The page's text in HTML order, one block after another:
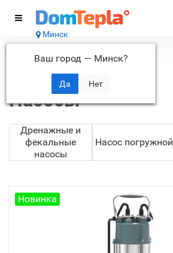
Минск
Ваш город — Минск?
Каталог
Главная Насосы
Насосы
Дренажные и
фекальные
насосы
Насос погружной
Новинка